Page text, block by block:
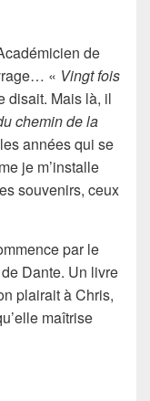
de
« Vingt fois
disait. Mais là, il
chemin de la
années qui se
je m’installe
souvenirs, ceux
par le
de Dante. Un livre
plairait à Chris,
maîtrise